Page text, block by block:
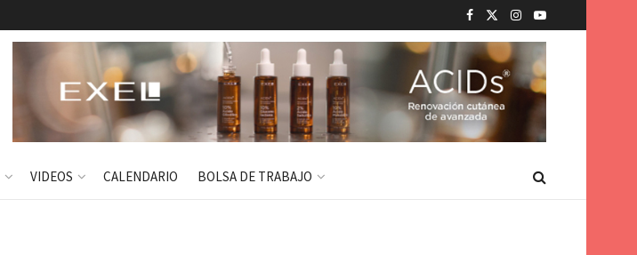
VIDEOS CALENDARIO BOLSA DE TRABAJO